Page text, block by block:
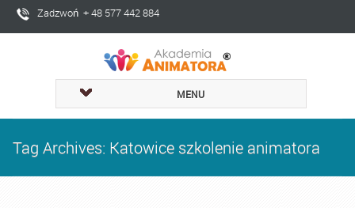
Zadzwoń + 48 577 442 884
MENU
Tag Archives: Katowice szkolenie animatora